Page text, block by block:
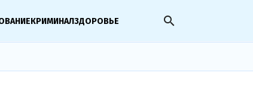
КРИМИНАЛЗДОРОВЬЕ search